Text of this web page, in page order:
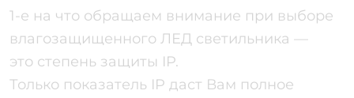
1-е на что обращаем внимание при выборе
влагозащищенного ЛЕД светильника —
это степень защиты IP.
Только показатель IP даст Вам полное